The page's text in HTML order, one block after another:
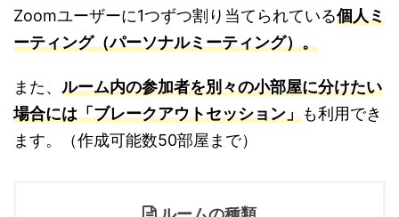
Zoomユーザーに1つずつ割り当てられている個人ミ
ーティング（パーソナルミーティング）。
また、 ルーム内の参加者を別々の小部屋に分けたい
場合には「ブレークアウトセッション」も利用でき
ます。（作成可能数50部屋まで）